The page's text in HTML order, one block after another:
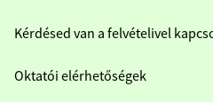
Kérdésed van a felvételivel
Oktatói elérhetőségek